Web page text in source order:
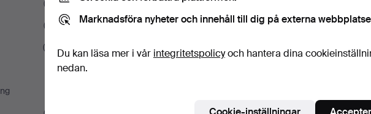
(2)
(3)
(4)
Marknadsföra nyheter och innehåll till dig på externa
Du kan läsa mer i vår integritetspolicyoch hantera dina
nedan.